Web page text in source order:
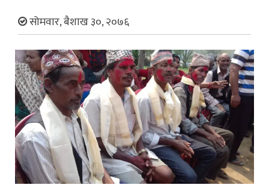
सोमवार, बैशाख ३०, २०७६